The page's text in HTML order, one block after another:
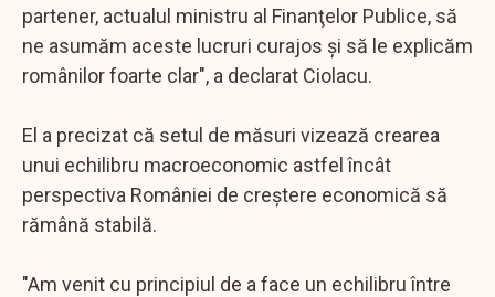
partener, actualul ministru al Finanţelor Publice, să
ne asumăm aceste lucruri curajos şi să le explicăm
românilor foarte clar", a declarat Ciolacu.
El a precizat că setul de măsuri vizează crearea
unui echilibru macroeconomic astfel încât
perspectiva României de creştere economică să
rămână stabilă.
"Am venit cu principiul de a face un echilibru între